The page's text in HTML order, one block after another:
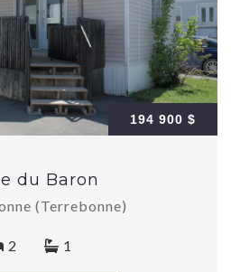
194 900 $
du Baron
(Terrebonne)
2 1